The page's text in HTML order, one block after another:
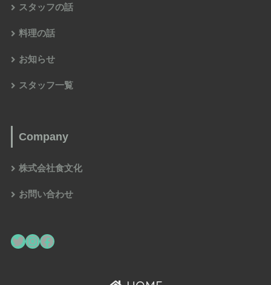
スタッフの話
料理の話
お知らせ
スタッフ一覧
Company
株式会社食文化
お問い合わせ